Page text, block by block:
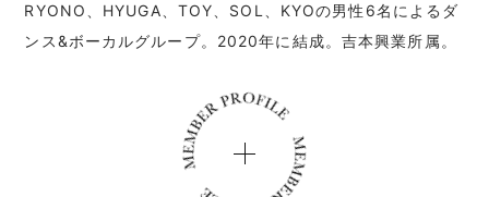
RYONO、HYUGA、TOY、SOL、KYOの男性6名によるダ
ンス&ボーカルグループ。2020年に結成。吉本興業所属。